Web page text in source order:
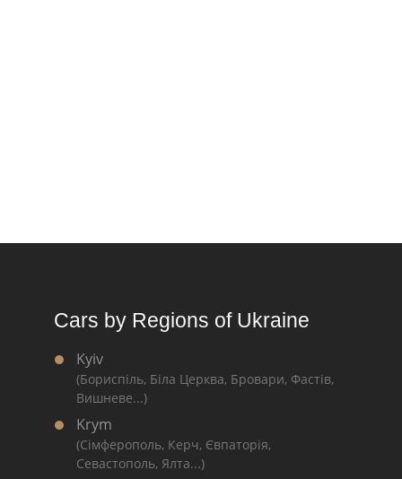
Cars by Regions of Ukraine
Kyiv
(Бориспіль, Біла Церква, Бровари, Фастів,
Вишневе...)
Krym
(Сімферополь, Керч, Євпаторія,
Севастополь, Ялта...)